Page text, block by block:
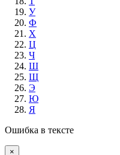
У
Ф
Х
Ц
Ч
Ш
Щ
Э
Ю
Я
Ошибка в тексте
×